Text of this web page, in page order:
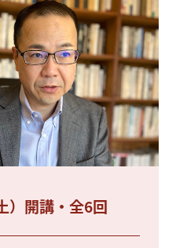
）開講・全6回